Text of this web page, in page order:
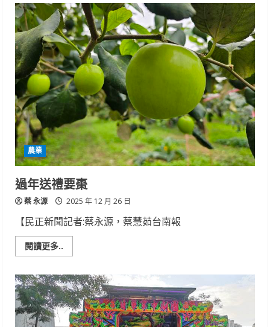
觀
賞
點
公
開
跟
著
BLACKPINK、
TWICE
音
樂
節
奏
向
新
年
井
仔
腳
瓦
盤
鹽
田
送
別
2025
最
後
一
夕
陽
農業
過年送禮要棗
蔡 永源 2025 年 12 月 26 日
【民正新聞記者:蔡永源，蔡慧茹台南報
閱讀更多..
more
年
送
禮
要
棗